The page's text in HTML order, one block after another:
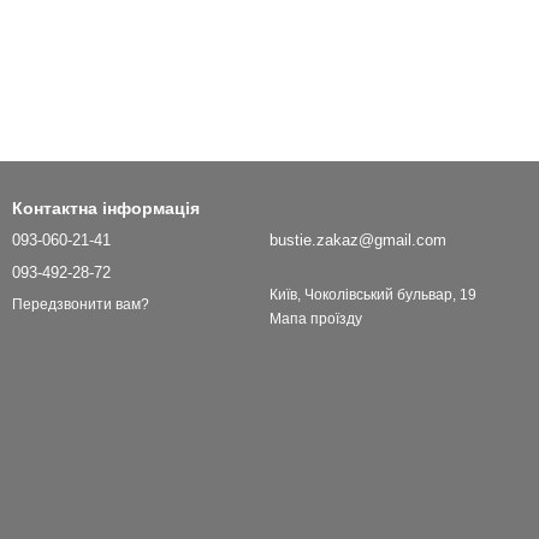
Контактна інформація
093-060-21-41
093-492-28-72
Передзвонити вам?
bustie.zakaz@gmail.com
Київ, Чоколівський бульвар, 19
Мапа проїзду